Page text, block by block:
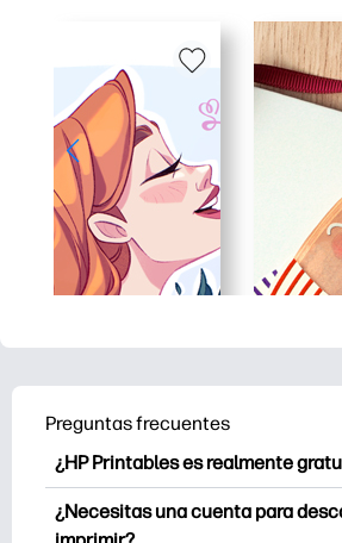
Preguntas frecuentes
¿HP Printables es realmente
HP Printables ofrece más de 2500
imprimibles gratuitos para
¿Necesitas una cuenta para